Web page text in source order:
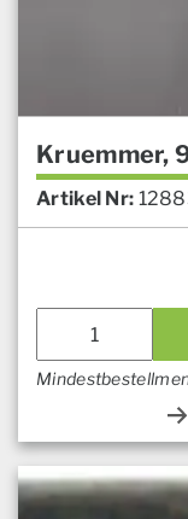
Kruemmer,
Artikel Nr: